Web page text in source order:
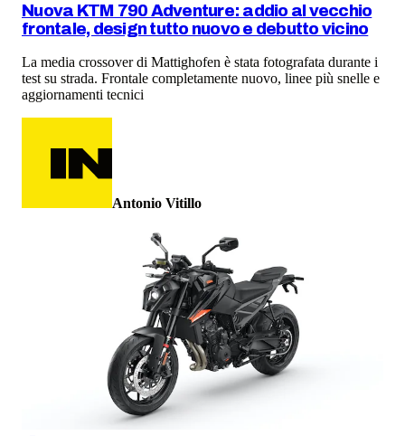
Nuova KTM 790 Adventure: addio al vecchio
frontale, design tutto nuovo e debutto vicino
La media crossover di Mattighofen è stata fotografata durante i
test su strada. Frontale completamente nuovo, linee più snelle e
aggiornamenti tecnici
Antonio Vitillo